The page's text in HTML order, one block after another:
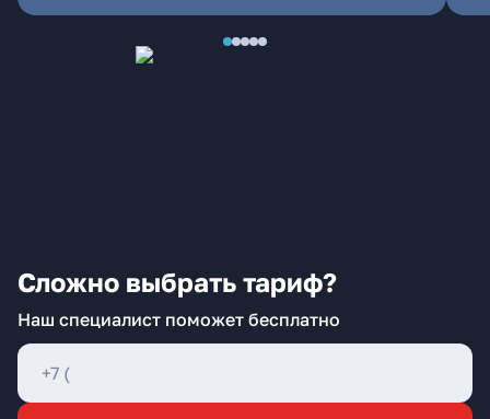
Сложно выбрать тариф?
Наш специалист поможет бесплатно